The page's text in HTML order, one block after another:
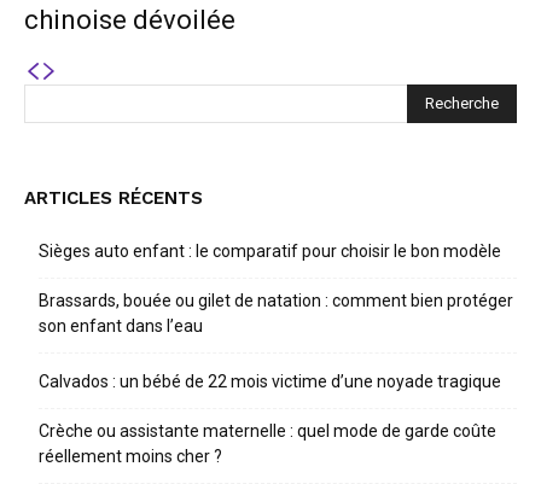
chinoise dévoilée
ARTICLES RÉCENTS
Sièges auto enfant : le comparatif pour choisir le bon modèle
Brassards, bouée ou gilet de natation : comment bien protéger
son enfant dans l’eau
Calvados : un bébé de 22 mois victime d’une noyade tragique
Crèche ou assistante maternelle : quel mode de garde coûte
réellement moins cher ?